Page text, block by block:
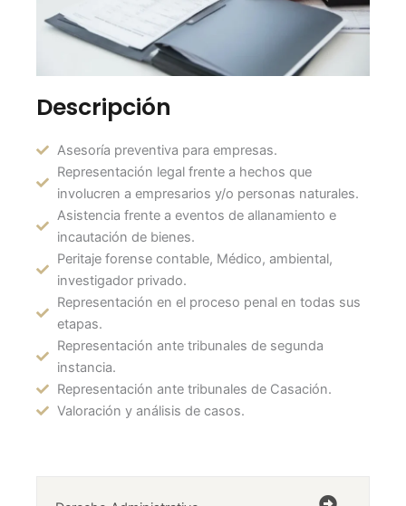
Descripción
Asesoría preventiva para empresas.
Representación legal frente a hechos que
involucren a empresarios y/o personas naturales.
Asistencia frente a eventos de allanamiento e
incautación de bienes.
Peritaje forense contable, Médico, ambiental,
investigador privado.
Representación en el proceso penal en todas sus
etapas.
Representación ante tribunales de segunda
instancia.
Representación ante tribunales de Casación.
Valoración y análisis de casos.